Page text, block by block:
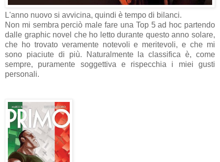
L'anno nuovo si avvicina, quindi è tempo di bilanci.
Non mi sembra perciò male fare una Top 5 ad hoc partendo
dalle graphic novel che ho letto durante questo anno solare,
che ho trovato veramente notevoli e meritevoli, e che mi
sono piaciute di più. Naturalmente la classifica è, come
sempre, puramente soggettiva e rispecchia i miei gusti
personali.